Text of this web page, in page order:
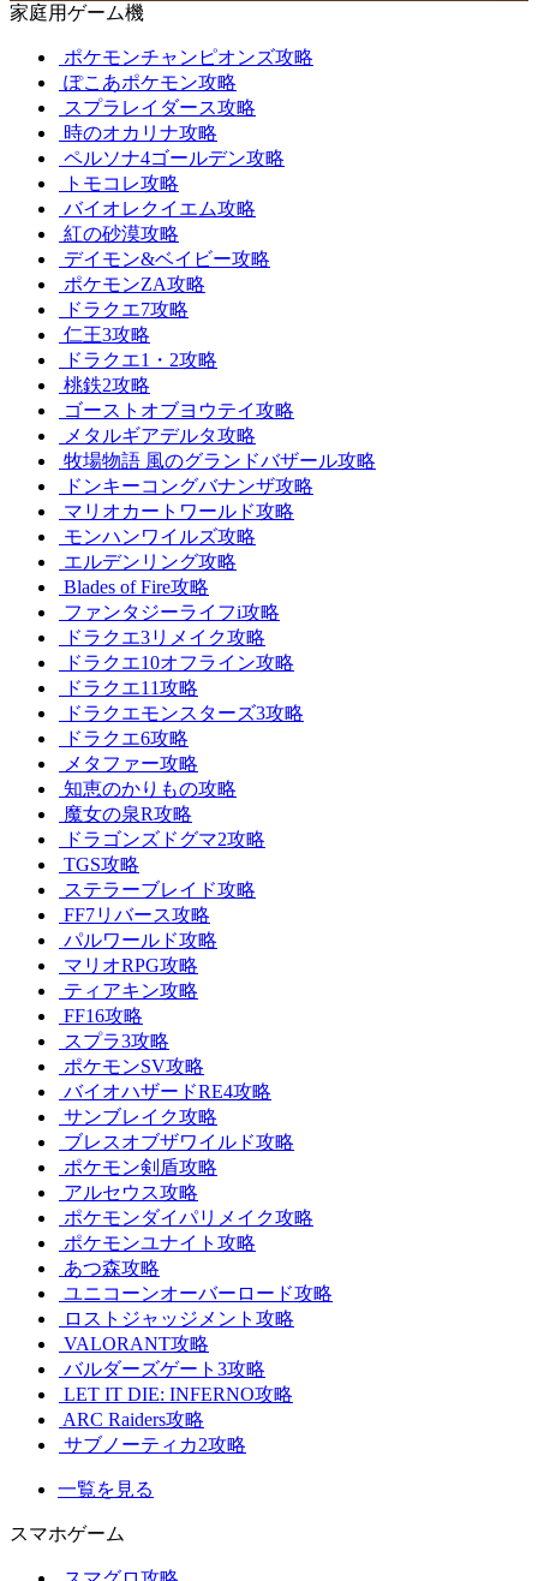
家庭用ゲーム機
ポケモンチャンピオンズ攻略
ぽこあポケモン攻略
スプラレイダース攻略
時のオカリナ攻略
ペルソナ4ゴールデン攻略
トモコレ攻略
バイオレクイエム攻略
紅の砂漠攻略
デイモン&ベイビー攻略
ポケモンZA攻略
ドラクエ7攻略
仁王3攻略
ドラクエ1・2攻略
桃鉄2攻略
ゴーストオブヨウテイ攻略
メタルギアデルタ攻略
牧場物語 風のグランドバザール攻略
ドンキーコングバナンザ攻略
マリオカートワールド攻略
モンハンワイルズ攻略
エルデンリング攻略
Blades of Fire攻略
ファンタジーライフi攻略
ドラクエ3リメイク攻略
ドラクエ10オフライン攻略
ドラクエ11攻略
ドラクエモンスターズ3攻略
ドラクエ6攻略
メタファー攻略
知恵のかりもの攻略
魔女の泉R攻略
ドラゴンズドグマ2攻略
TGS攻略
ステラーブレイド攻略
FF7リバース攻略
パルワールド攻略
マリオRPG攻略
ティアキン攻略
FF16攻略
スプラ3攻略
ポケモンSV攻略
バイオハザードRE4攻略
サンブレイク攻略
ブレスオブザワイルド攻略
ポケモン剣盾攻略
アルセウス攻略
ポケモンダイパリメイク攻略
ポケモンユナイト攻略
あつ森攻略
ユニコーンオーバーロード攻略
ロストジャッジメント攻略
VALORANT攻略
バルダーズゲート3攻略
LET IT DIE: INFERNO攻略
ARC Raiders攻略
サブノーティカ2攻略
一覧を見る
スマホゲーム